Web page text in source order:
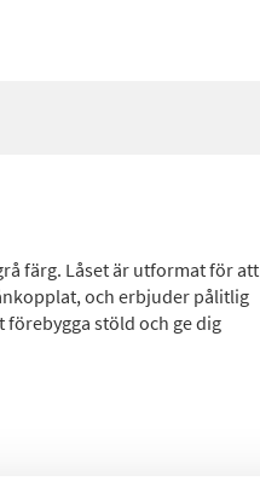
färg. Låset är utformat för att
och erbjuder pålitlig
stöld och ge dig